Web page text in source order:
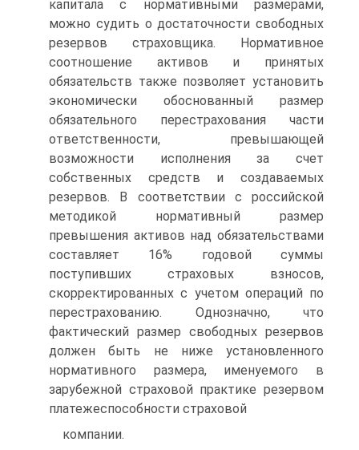
капитала с нормативными размерами,
можно судить о достаточности свободных
резервов страховщика. Нормативное
соотношение активов и принятых
обязательств также позволяет установить
экономически обоснованный размер
обязательного перестрахования части
ответственности, превышающей
возможности исполнения за счет
собственных средств и создаваемых
резервов. В соответствии с российской
методикой нормативный размер
превышения активов над обязательствами
составляет 16% годовой суммы
поступивших страховых взносов,
скорректированных с учетом операций по
перестрахованию. Однозначно, что
фактический размер свободных резервов
должен быть не ниже установленного
нормативного размера, именуемого в
зарубежной страховой практике резервом
платежеспособности страховой
компании.